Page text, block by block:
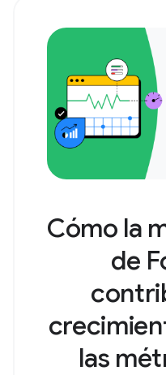
Cómo la
de
las